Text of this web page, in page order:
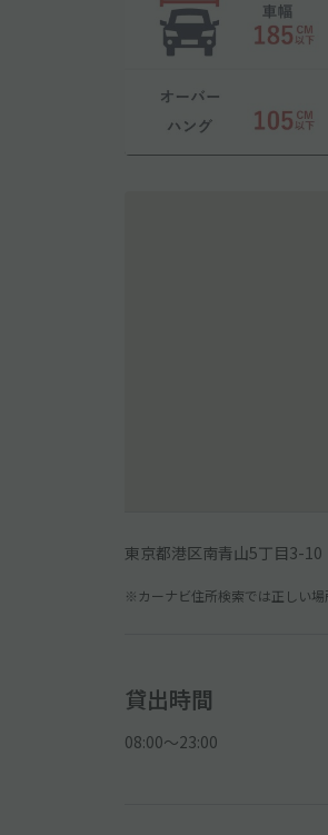
東京都港区南青山5丁目3-10
※カーナビ住所検索では正しい場
貸出時間
08:00〜23:00